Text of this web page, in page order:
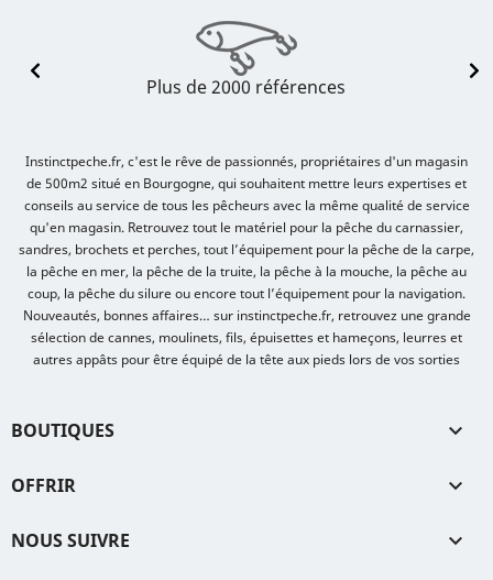
Plus de 2000 références
Instinctpeche.fr, c'est le rêve de passionnés, propriétaires d'un magasin
de 500m2 situé en Bourgogne, qui souhaitent mettre leurs expertises et
conseils au service de tous les pêcheurs avec la même qualité de service
qu'en magasin. Retrouvez tout le matériel pour la pêche du carnassier,
sandres, brochets et perches, tout l’équipement pour la pêche de la carpe,
la pêche en mer, la pêche de la truite, la pêche à la mouche, la pêche au
coup, la pêche du silure ou encore tout l’équipement pour la navigation.
Nouveautés, bonnes affaires… sur instinctpeche.fr, retrouvez une grande
sélection de cannes, moulinets, fils, épuisettes et hameçons, leurres et
autres appâts pour être équipé de la tête aux pieds lors de vos sorties
BOUTIQUES 
OFFRIR 
NOUS SUIVRE 